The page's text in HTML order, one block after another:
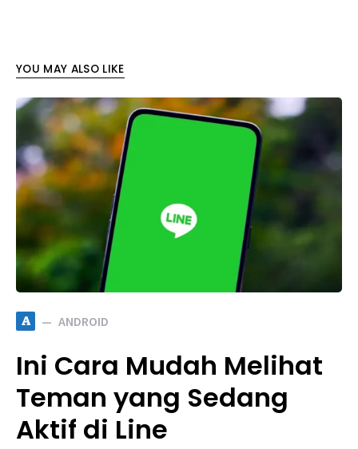
YOU MAY ALSO LIKE
A ANDROID
Ini Cara Mudah Melihat
Teman yang Sedang
Aktif di Line